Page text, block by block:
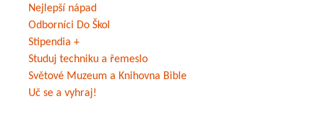
Nejlepší nápad
Odborníci Do Škol
Stipendia +
Studuj techniku a řemeslo
Světové Muzeum a Knihovna Bible
Uč se a vyhraj!